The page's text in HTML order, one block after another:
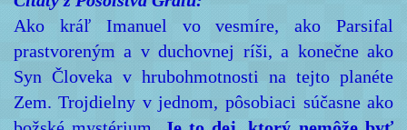
Ako kráľ Imanuel vo vesmíre, ako Parsifal
prastvoreným a v duchovnej ríši, a konečne ako
Syn Človeka v hrubohmotnosti na tejto planéte
Zem. Trojdielny v jednom, pôsobiaci súčasne ako